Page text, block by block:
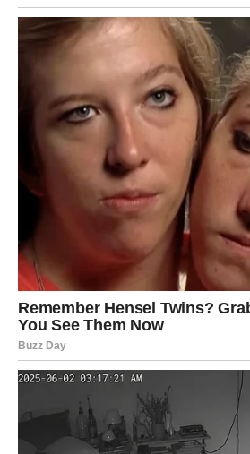
Uposlu i svakodnevici, dolazi
konačno primećuju koliko ste
a vi dobijate šansu da radite u
mir, stabilnost i osećaj svrhe.
fazu karijere ili menjaju pravac ka
ispunjava.
Naemotivnom planu , Devica se
razočaranja. Ako ste u vezi, odnos